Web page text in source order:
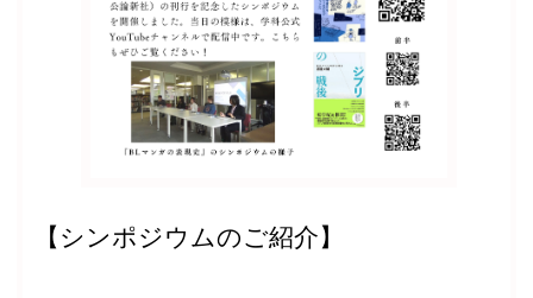
【シンポジウムのご紹介】